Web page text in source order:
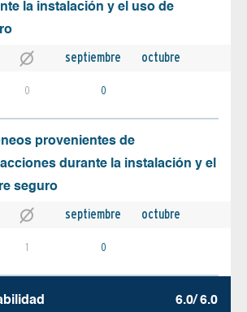
la instalación y el uso de
septiembre octubre
0 0
provenientes de
durante la instalación y el
seguro
septiembre octubre
1 0
6.0/ 6.0